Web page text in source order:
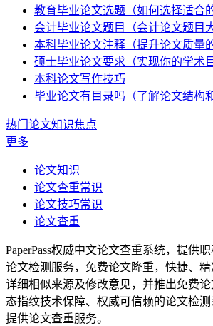
教育毕业论文选题（如何选择适合
会计毕业论文题目（会计论文题目
本科毕业论文注释（提升论文质量
硕士毕业论文要求（实现你的学术
本科论文写作技巧
毕业论文有目录吗（了解论文结构
热门论文知识焦点
更多
论文知识
论文查重常识
论文技巧常识
论文查重
PaperPass权威中文论文查重系统，提供
论文检测服务，免费论文降重，快捷、
详细相似来源及修改意见，并推出免费
态指纹技术保障、权威可信赖的论文检
提供论文查重服务。